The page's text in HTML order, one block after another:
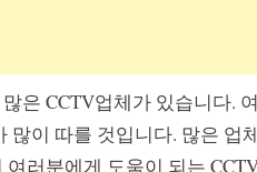
은 CCTV업체가 있습니다.
많이 따를 것입니다. 많은 업
여러분에게 도움이 되는